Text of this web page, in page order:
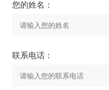
您的姓名：
联系电话：